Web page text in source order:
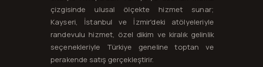
çizgisinde ulusal ölçekte hizmet sunar;
Kayseri, İstanbul ve İzmir'deki atölyeleriyle
randevulu hizmet, özel dikim ve kiralık gelinlik
seçenekleriyle Türkiye geneline toptan ve
perakende satış gerçekleştirir.